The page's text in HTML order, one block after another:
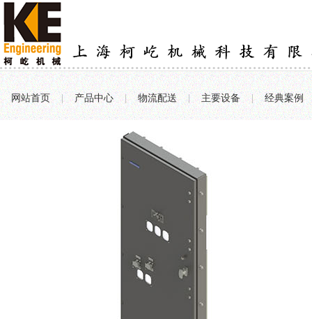
网站首页 | 产品中心 | 物流配送 | 主要设备 | 经典案例